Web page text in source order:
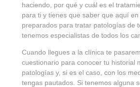
haciendo, por qué y cuál es el
para ti y tienes que saber que aquí
preparados para tratar patologías de
tenemos especialistas de todos los
Cuando llegues a la clínica te
cuestionario para conocer tu historial
patologías y, si es el caso, con los
tengas pautados. Si tenemos alguna